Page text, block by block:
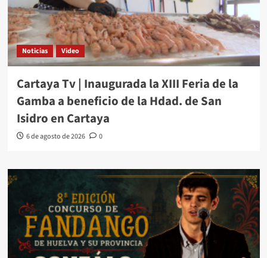
Noticias Video
Cartaya Tv | Inaugurada la XIII Feria de la
Gamba a beneficio de la Hdad. de San
Isidro en Cartaya
6 de agosto de 2026 0